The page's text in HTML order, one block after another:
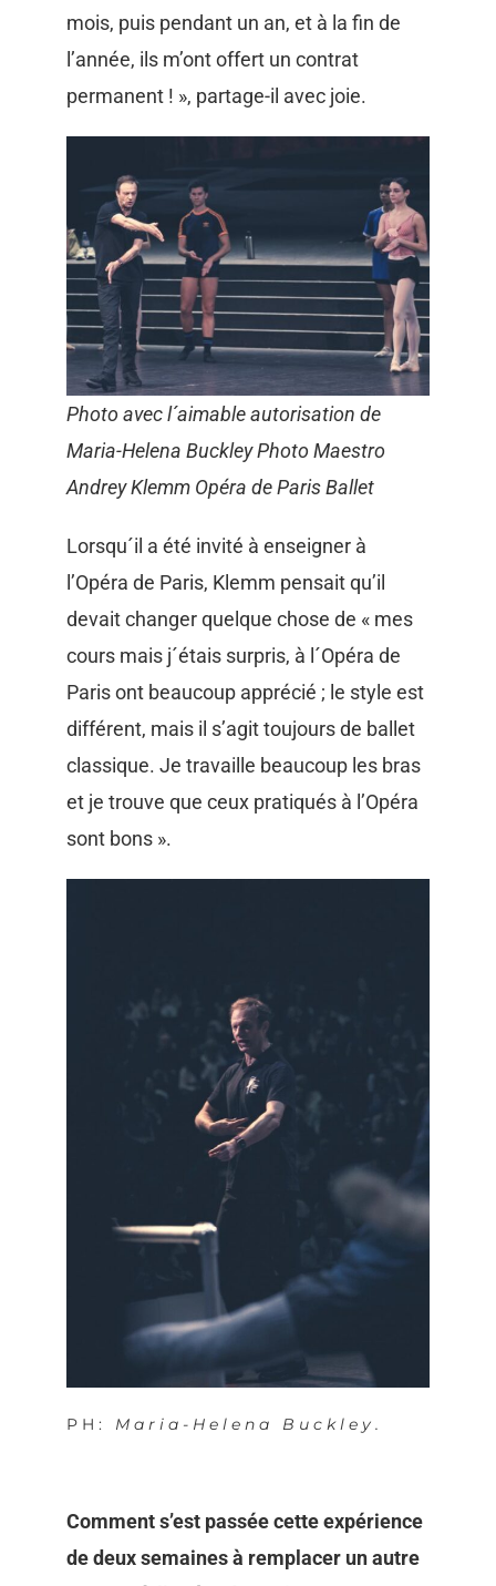
mois, puis pendant un an, et à la fin de
l’année, ils m’ont offert un contrat
permanent ! », partage-il avec joie.
Photo avec l´aimable autorisation de
Maria-Helena Buckley Photo Maestro
Andrey Klemm Opéra de Paris Ballet
Lorsqu´il a été invité à enseigner à
l’Opéra de Paris, Klemm pensait qu’il
devait changer quelque chose de « mes
cours mais j´étais surpris, à l´Opéra de
Paris ont beaucoup apprécié ; le style est
différent, mais il s’agit toujours de ballet
classique. Je travaille beaucoup les bras
et je trouve que ceux pratiqués à l’Opéra
sont bons ».
PH: Maria-Helena Buckley.
Comment s’est passée cette expérience
de deux semaines à remplacer un autre